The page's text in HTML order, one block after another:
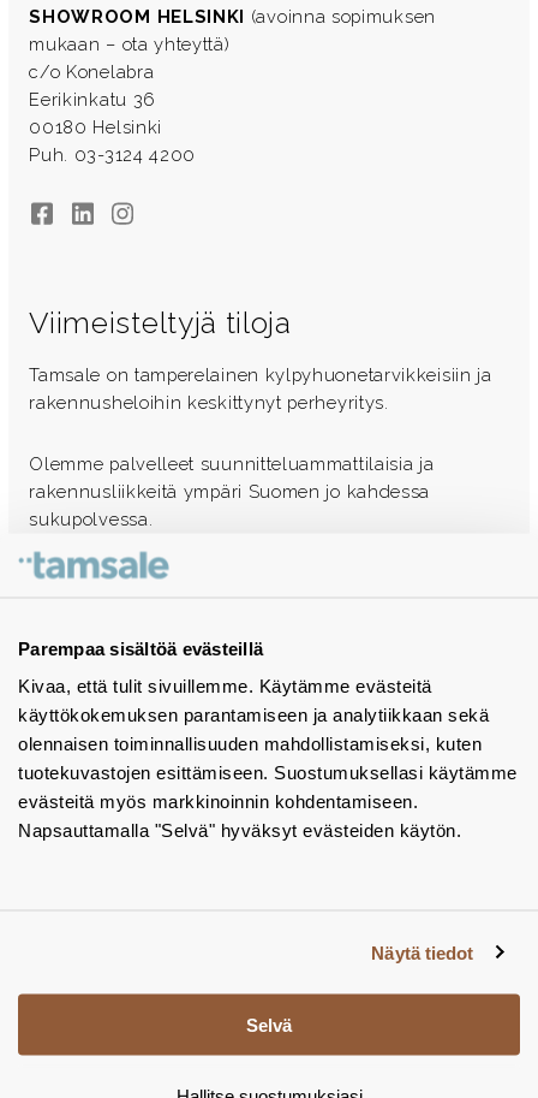
Parempaa sisältöä evästeillä
Kivaa, että tulit sivuillemme. Käytämme evästeitä
käyttökokemuksen parantamiseen ja analytiikkaan sekä
olennaisen toiminnallisuuden mahdollistamiseksi, kuten
tuotekuvastojen esittämiseen. Suostumuksellasi käytämme
evästeitä myös markkinoinnin kohdentamiseen.
Napsauttamalla "Selvä" hyväksyt evästeiden käytön.
Näytä tiedot
Selvä
SHOWROOM HELSINKI (avoinna sopimuksen
mukaan – ota yhteyttä)
c/o Konelabra
Eerikinkatu 36
00180 Helsinki
Puh. 03-3124 4200
FacebookLinkedInInstagram
Viimeisteltyjä tiloja
Tamsale on tamperelainen kylpyhuonetarvikkeisiin ja
rakennusheloihin keskittynyt perheyritys.
Olemme palvelleet suunnitteluammattilaisia ja
rakennusliikkeitä ympäri Suomen jo kahdessa
sukupolvessa.
Ota yhteyttä - autamme mielellämme
Tuotekuvastot
Instagram
BIM-objektit
Yhteystiedot
Tiedotteet